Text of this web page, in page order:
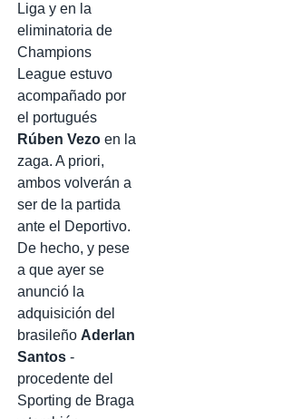
Liga y en la
eliminatoria de
Champions
League estuvo
acompañado por
el portugués
Rúben Vezo en la
zaga. A priori,
ambos volverán a
ser de la partida
ante el Deportivo.
De hecho, y pese
a que ayer se
anunció la
adquisición del
brasileño Aderlan
Santos -
procedente del
Sporting de Braga